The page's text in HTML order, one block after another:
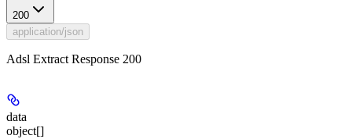
200
application/json
Adsl Extract Response 200
data
object[]